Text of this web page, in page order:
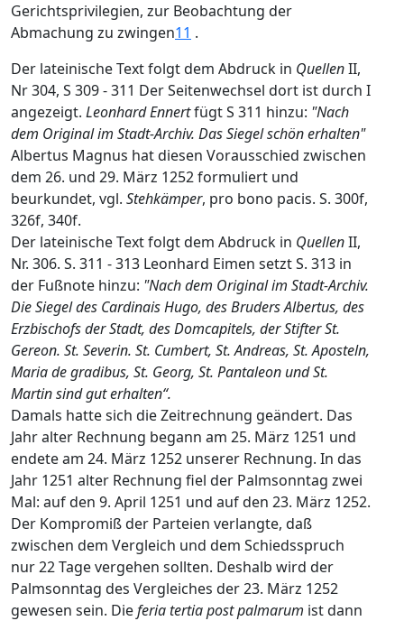
Gerichtsprivilegien, zur Beobachtung der
Abmachung zu zwingen11 .
Der lateinische Text folgt dem Abdruck in QuellenII,
Nr 304, S 309 - 311 Der Seitenwechsel dort ist durch I
angezeigt. Leonhard Ennertfügt S 311 hinzu: "Nach
dem Original im Stadt-Archiv. Das Siegel schön erhalten"
Albertus Magnus hat diesen Vorausschied zwischen
dem 26. und 29. März 1252 formuliert und
beurkundet, vgl. Stehkämper, pro bono pacis. S. 300f,
326f, 340f.
Der lateinische Text folgt dem Abdruck in QuellenII,
Nr. 306. S. 311 - 313 Leonhard Eimen setzt S. 313 in
der Fußnote hinzu: "Nach dem Original im Stadt-Archiv.
Die Siegel des Cardinais Hugo, des Bruders Albertus, des
Erzbischofs der Stadt, des Domcapitels, der Stifter St.
Gereon. St. Severin. St. Cumbert, St. Andreas, St. Aposteln,
Maria de gradibus, St. Georg, St. Pantaleon und St.
Martin sind gut erhalten“.
Damals hatte sich die Zeitrechnung geändert. Das
Jahr alter Rechnung begann am 25. März 1251 und
endete am 24. März 1252 unserer Rechnung. In das
Jahr 1251 alter Rechnung fiel der Palmsonntag zwei
Mal: auf den 9. April 1251 und auf den 23. März 1252.
Der Kompromiß der Parteien verlangte, daß
zwischen dem Vergleich und dem Schiedsspruch
nur 22 Tage vergehen sollten. Deshalb wird der
Palmsonntag des Vergleiches der 23. März 1252
gewesen sein. Dieferia tertia post palmarum ist dann